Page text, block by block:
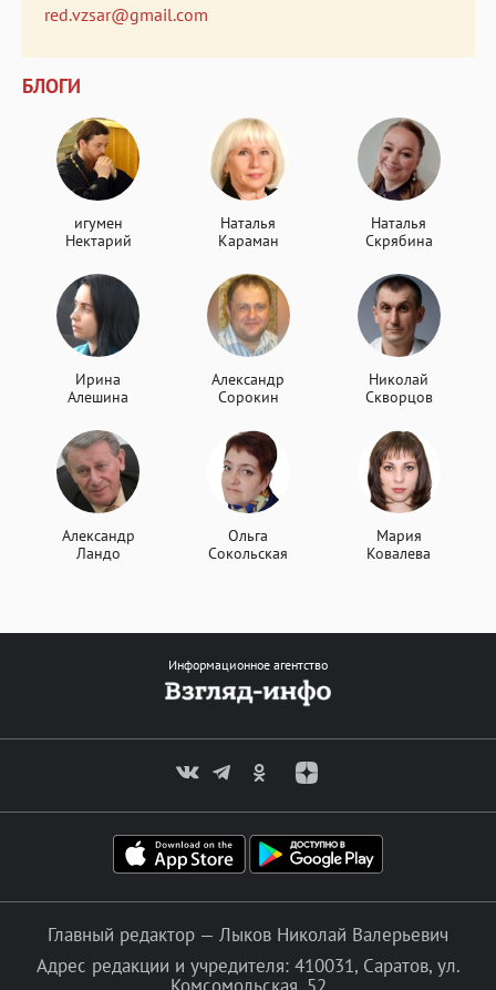
red.vzsar@gmail.com
БЛОГИ
игумен
Нектарий
Наталья
Караман
Наталья
Скрябина
Ирина
Алешина
Александр
Сорокин
Николай
Скворцов
Александр
Ландо
Ольга
Сокольская
Мария
Ковалева
Информационное агентство
Главный редактор — Лыков Николай Валерьевич
Адрес редакции и учредителя: 410031, Саратов, ул.